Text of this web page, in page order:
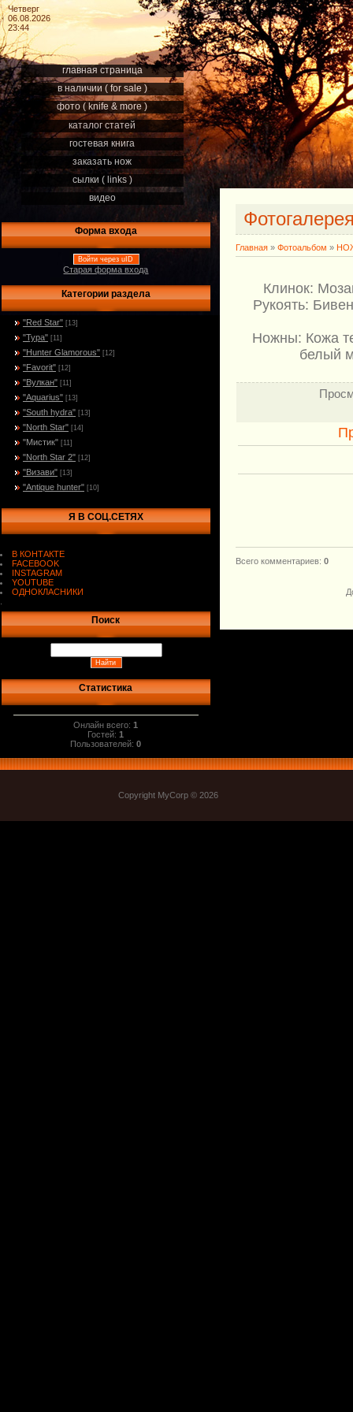
Четверг
06.08.2026
23:44
главная страница
в наличии ( for sale )
фото ( knife & more )
каталог статей
гостевая книга
заказать нож
сылки ( links )
видео
Форма входа
Войти через uID
Старая форма входа
Категории раздела
"Red Star" [13]
"Тура" [11]
"Hunter Glamorous" [12]
"Favorit" [12]
"Вулкан" [11]
"Aquarius" [13]
"South hydra" [13]
"North Star" [14]
"Мистик" [11]
"North Star 2" [12]
"Визави" [13]
"Antique hunter" [10]
Я В СОЦ.СЕТЯХ
В КОНТАКТЕ
FACEBOOK
INSTAGRAM
YOUTUBE
ОДНОКЛАСНИКИ
Поиск
Статистика
Онлайн всего:1
Гостей:1
Пользователей:0
Главная » Фотоальбом »
Клинок:
Рукоять:
Ножны: Кожа
белый
Всего комментариев: 0
Copyright MyCorp © 2026